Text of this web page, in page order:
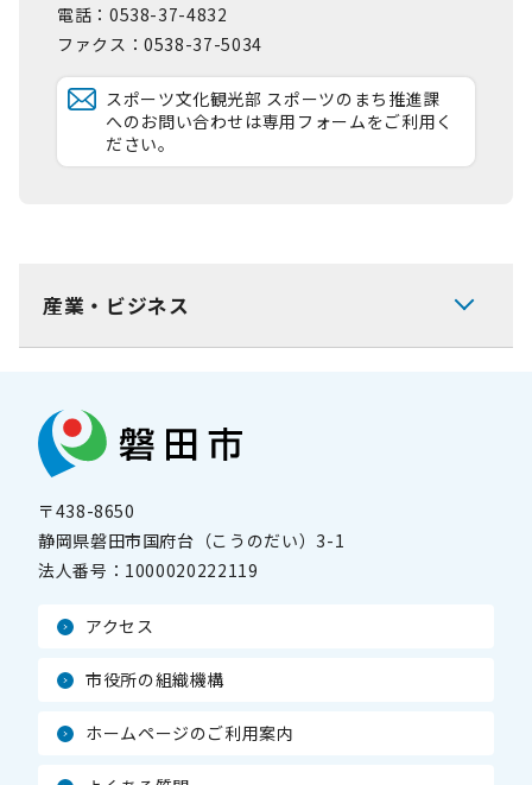
電話：0538-37-4832
ファクス：0538-37-5034
スポーツ文化観光部 スポーツのまち推進課
へのお問い合わせは専用フォームをご利用く
ださい。
産業・ビジネス
〒438-8650
静岡県磐田市国府台（こうのだい）3-1
法人番号： 1000020222119
アクセス
市役所の組織機構
ホームページのご利用案内